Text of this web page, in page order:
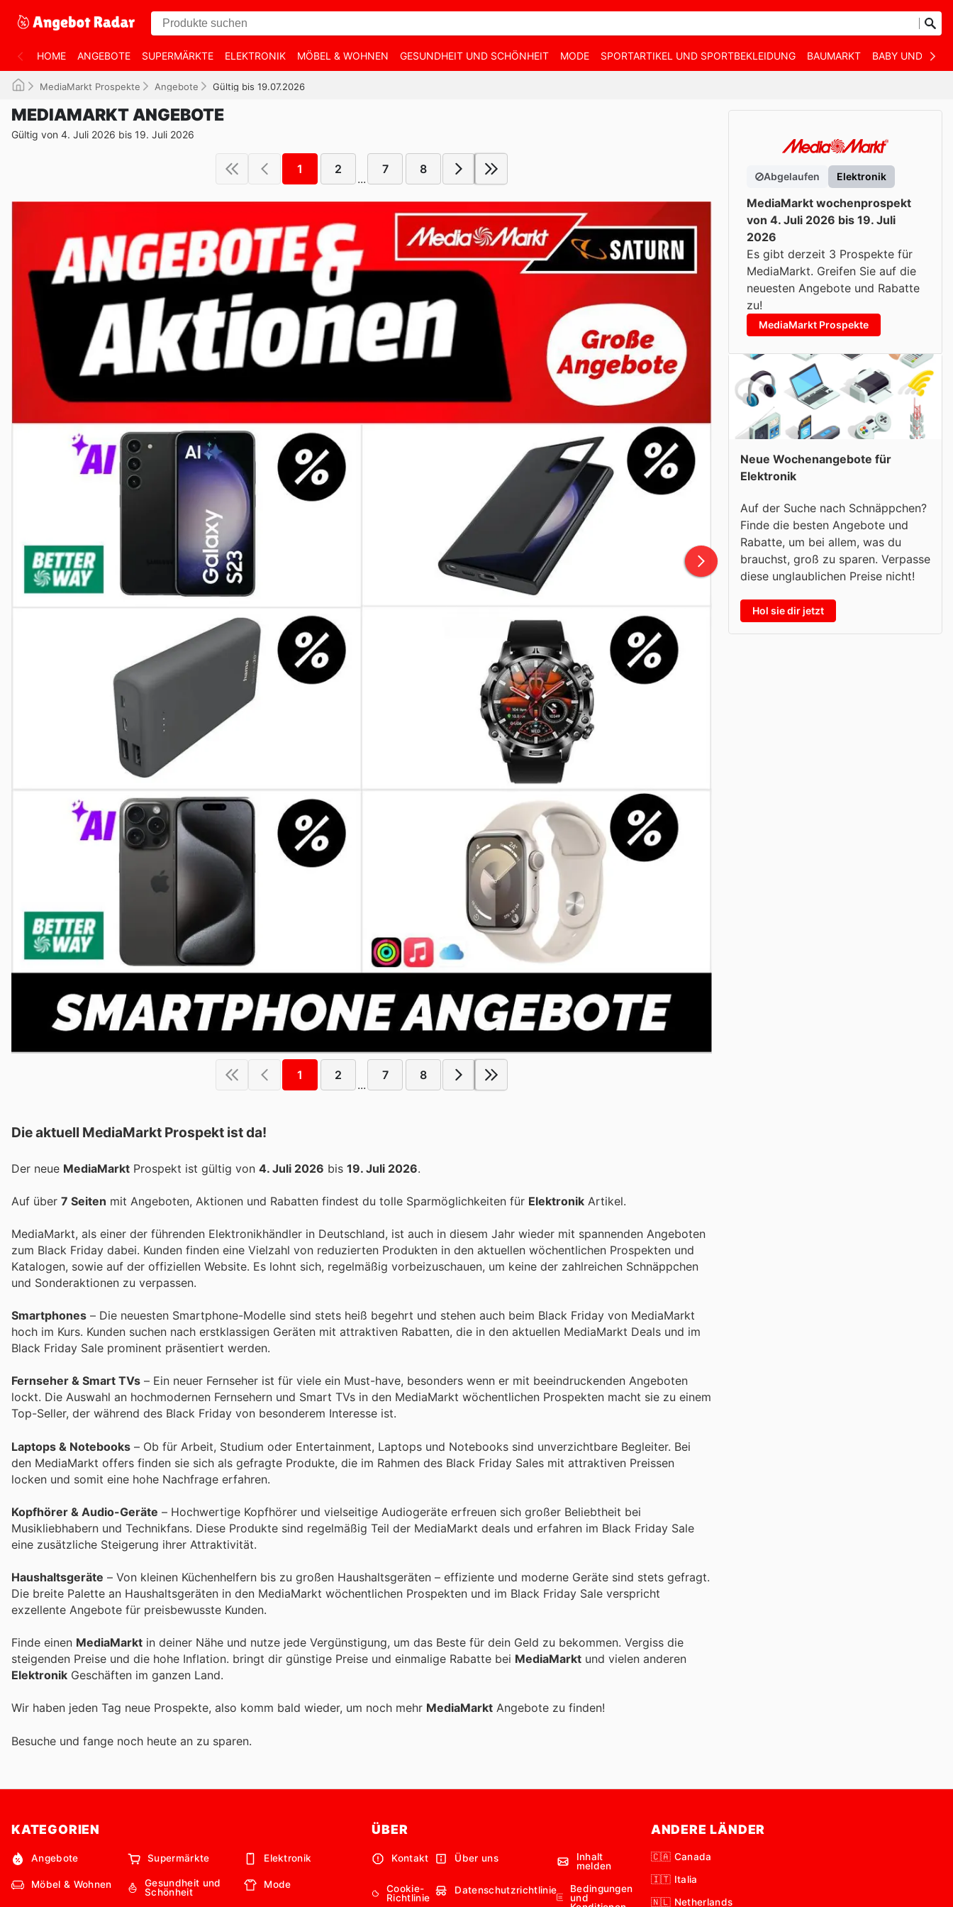
HOME ANGEBOTE SUPERMÄRKTE ELEKTRONIK MÖBEL & WOHNEN GESUNDHEIT UND SCHÖNHEIT MODE SPORTARTIKEL UND SPORTBEKLEIDUNG BAUMARKT BABY UND KIND
MediaMarkt Prospekte Angebote Gültig bis 19.07.2026
MEDIAMARKT ANGEBOTE
Gültig von 4. Juli 2026 bis 19. Juli 2026
1 2
...
7 8
1 2
...
7 8
Die aktuell MediaMarkt Prospekt ist da!
Der neue MediaMarkt Prospekt ist gültig von 4. Juli 2026 bis 19. Juli 2026.
Auf über 7 Seiten mit Angeboten, Aktionen und Rabatten findest du tolle Sparmöglichkeiten für Elektronik Artikel.
MediaMarkt, als einer der führenden Elektronikhändler in Deutschland, ist auch in diesem Jahr wieder mit spannenden Angeboten
zum Black Friday dabei. Kunden finden eine Vielzahl von reduzierten Produkten in den aktuellen wöchentlichen Prospekten und
Katalogen, sowie auf der offiziellen Website. Es lohnt sich, regelmäßig vorbeizuschauen, um keine der zahlreichen Schnäppchen
und Sonderaktionen zu verpassen.
Smartphones – Die neuesten Smartphone-Modelle sind stets heiß begehrt und stehen auch beim Black Friday von MediaMarkt
hoch im Kurs. Kunden suchen nach erstklassigen Geräten mit attraktiven Rabatten, die in den aktuellen MediaMarkt Deals und im
Black Friday Sale prominent präsentiert werden.
Fernseher & Smart TVs – Ein neuer Fernseher ist für viele ein Must-have, besonders wenn er mit beeindruckenden Angeboten
lockt. Die Auswahl an hochmodernen Fernsehern und Smart TVs in den MediaMarkt wöchentlichen Prospekten macht sie zu einem
Top-Seller, der während des Black Friday von besonderem Interesse ist.
Laptops & Notebooks – Ob für Arbeit, Studium oder Entertainment, Laptops und Notebooks sind unverzichtbare Begleiter. Bei
den MediaMarkt offers finden sie sich als gefragte Produkte, die im Rahmen des Black Friday Sales mit attraktiven Preissen
locken und somit eine hohe Nachfrage erfahren.
Kopfhörer & Audio-Geräte – Hochwertige Kopfhörer und vielseitige Audiogeräte erfreuen sich großer Beliebtheit bei
Musikliebhabern und Technikfans. Diese Produkte sind regelmäßig Teil der MediaMarkt deals und erfahren im Black Friday Sale
eine zusätzliche Steigerung ihrer Attraktivität.
Haushaltsgeräte – Von kleinen Küchenhelfern bis zu großen Haushaltsgeräten – effiziente und moderne Geräte sind stets gefragt.
Die breite Palette an Haushaltsgeräten in den MediaMarkt wöchentlichen Prospekten und im Black Friday Sale verspricht
exzellente Angebote für preisbewusste Kunden.
Finde einen MediaMarkt in deiner Nähe und nutze jede Vergünstigung, um das Beste für dein Geld zu bekommen. Vergiss die
steigenden Preise und die hohe Inflation. bringt dir günstige Preise und einmalige Rabatte bei MediaMarkt und vielen anderen
Elektronik Geschäften im ganzen Land.
Wir haben jeden Tag neue Prospekte, also komm bald wieder, um noch mehr MediaMarkt Angebote zu finden!
Besuche und fange noch heute an zu sparen.
Abgelaufen Elektronik
MediaMarkt wochenprospekt
von 4. Juli 2026 bis 19. Juli
2026
Es gibt derzeit 3 Prospekte für
MediaMarkt. Greifen Sie auf die
neuesten Angebote und Rabatte
zu!
MediaMarkt Prospekte
Neue Wochenangebote für
Elektronik
Auf der Suche nach Schnäppchen?
Finde die besten Angebote und
Rabatte, um bei allem, was du
brauchst, groß zu sparen. Verpasse
diese unglaublichen Preise nicht!
Hol sie dir jetzt
KATEGORIEN
Angebote Supermärkte Elektronik
Möbel & Wohnen
Gesundheit und
Schönheit
Mode
ÜBER
Kontakt Über uns
Inhalt
melden
Cookie-
Richtlinie
Datenschutzrichtlinie
Bedingungen
und
ANDERE LÄNDER
🇨🇦 Canada
🇮🇹 Italia
🇳🇱 Netherlands